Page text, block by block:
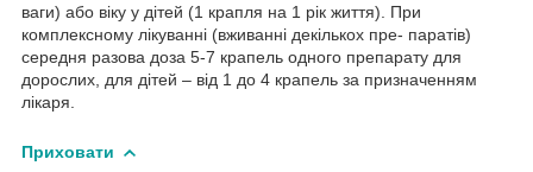
ваги) або віку у дітей (1 крапля на 1 рік життя). При
комплексному лікуванні (вживанні декількох пре- паратів)
середня разова доза 5-7 крапель одного препарату для
дорослих, для дітей – від 1 до 4 крапель за призначенням
лікаря.
Приховати